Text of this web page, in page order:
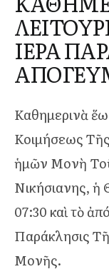
ΙΕΡΑ
Καθημερινὰ
Κοιμήσεως Τῆς
ἡμῶν Μονὴ
Νικήσιανης, ἡ
07:30 καὶ τὸ
Παράκλησις
Μονῆς.